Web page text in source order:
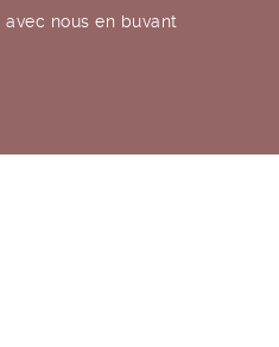
nous en buvant